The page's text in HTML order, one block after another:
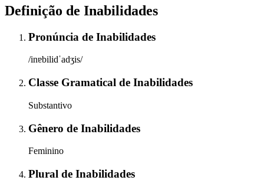
Definição de Inabilidades
Pronúncia de Inabilidades
/inɐbilidˈadʒis/
Classe Gramatical de Inabilidades
Substantivo
Gênero de Inabilidades
Feminino
Plural de Inabilidades